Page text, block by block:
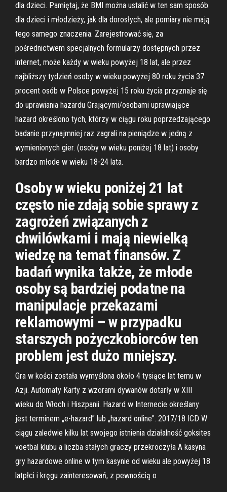
dla dzieci. Pamiętaj, że BMI można ustalić w ten sam sposób
dla dzieci i młodzieży, jak dla dorosłych, ale pomiary nie mają
tego samego znaczenia. Zarejestrować się, za
pośrednictwem specjalnych formularzy dostępnych przez
internet, może każdy w wieku powyżej 18 lat, ale przez
najbliższy tydzień osoby w wieku powyżej 80 roku życia 37
procent osób w Polsce powyżej 15 roku życia przyznaje się
do uprawiania hazardu Grającymi/osobami uprawiające
hazard określono tych, którzy w ciągu roku poprzedzającego
badanie przynajmniej raz zagrali na pieniądze w jedną z
wymienionych gier. (osoby w wieku poniżej 18 lat) i osoby
bardzo młode w wieku 18-24 lata.
Osoby w wieku poniżej 21 lat
często nie zdają sobie sprawy z
zagrożeń związanych z
chwilówkami i mają niewielką
wiedzę na temat finansów. Z
badań wynika także, że młode
osoby są bardziej podatne na
manipulacje przekazami
reklamowymi – w przypadku
starszych pożyczkobiorców ten
problem jest dużo mniejszy.
Gra w kości została wymyślona około 4 tysiące lat temu w
Azji. Automaty Karty z wzorami dywanów dotarły w XIII
wieku do Włoch i Hiszpanii. Hazard w Internecie określany
jest terminem „e-hazard” lub „hazard online”. 2017/18 ICD W
ciągu zaledwie kilku lat swojego istnienia działalność goksites
voetbal klubu a liczba stałych graczy przekroczyła A kasyna
gry hazardowe online w tym kasynie od wieku ale powyżej 18
latpłci i kręgu zainteresowań, z pewnością o